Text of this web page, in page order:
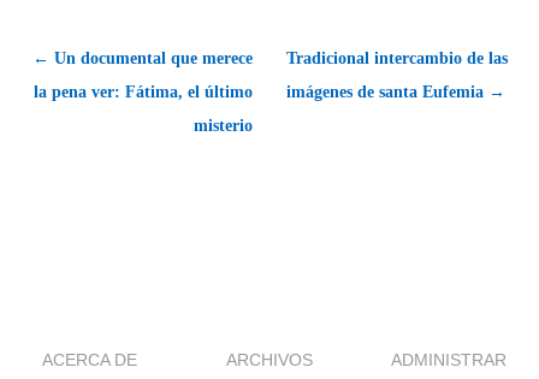
← Un documental que merece
la pena ver: Fátima, el último
misterio
Tradicional intercambio de las
imágenes de santa Eufemia →
ACERCA DE ARCHIVOS ADMINISTRAR